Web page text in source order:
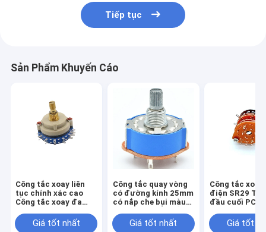
Tiếp tục
Sản Phẩm Khuyến Cáo
Công tắc xoay liên
tục chính xác cao
Công tắc xoay đa
Giá tốt nhất
Công tắc quay vòng
có đường kính 25mm
có nắp che bụi màu
dụng cho thiết bị
điện và đầu dò
Giá tốt nhất
Công tắc
điện SR29
đầu cuối PCB
Giá tốt